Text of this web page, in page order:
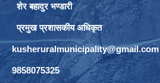
शेर बहादुर भण्डारी
प्रमुख प्रशासकीय अधिकृत
kusheruralmunicipality@gmail.com
9858075325